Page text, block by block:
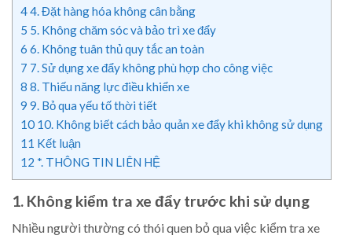
44. Đặt hàng hóa không cân bằng
5 5. Không chăm sóc và bảo trì xe đẩy
6 6. Không tuân thủ quy tắc an toàn
7 7. Sử dụng xe đẩy không phù hợp cho công việc
8 8. Thiếu năng lực điều khiển xe
9 9. Bỏ qua yếu tố thời tiết
10 10. Không biết cách bảo quản xe đẩy khi không sử dụng
11 Kết luận
12 *. THÔNG TIN LIÊN HỆ
1. Không kiểm tra xe đẩy trước khi sử dụng
Nhiều người thường có thói quen bỏ qua việc kiểm tra xe